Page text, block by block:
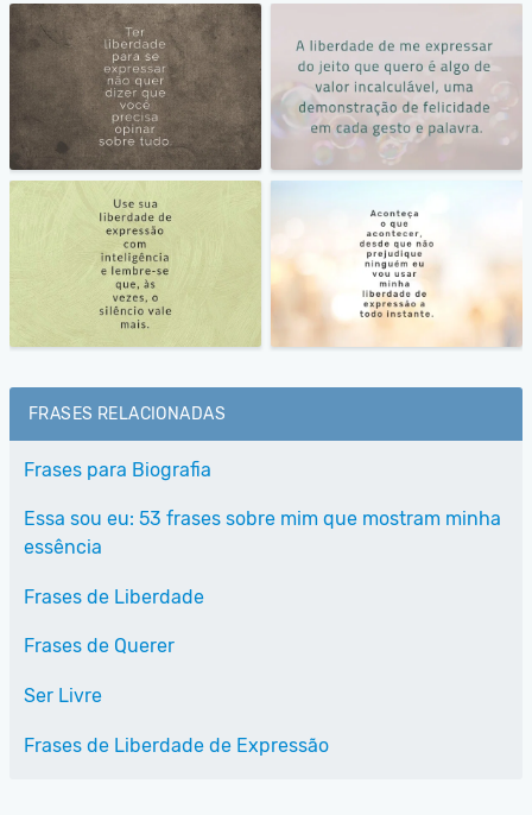
FRASES RELACIONADAS
Frases para Biografia
Essa sou eu: 53 frases sobre mim que mostram minha
essência
Frases de Liberdade
Frases de Querer
Ser Livre
Frases de Liberdade de Expressão